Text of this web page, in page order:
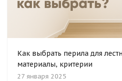
Как выбрать перила для
материалы, критерии
27 января 2025